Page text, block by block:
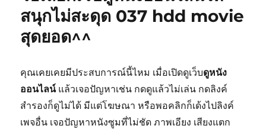
สนุกไม่สะดุด 037 hdd movie
สุดยอด^^
คุณเคยเคยมีประสบการณ์นี้ไหม เมื่อเปิดดูเว็บดูหนัง
ออนไลน์แล้วเจอปัญหาเช่น กดดูแล้วไม่เล่น กดลิงค์
สำรองก็ดูไม่ได้ มีแต่โฆษณา หรือพอคลิกก็เด้งไปลิงค์
เพจอื่น เจอปัญหาหนังซูมที่ไม่ชัด ภาพเอียง เสียงแตก